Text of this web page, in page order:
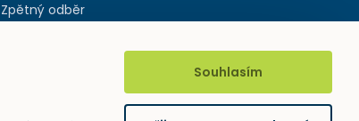
Zpětný odběr
Souhlasím